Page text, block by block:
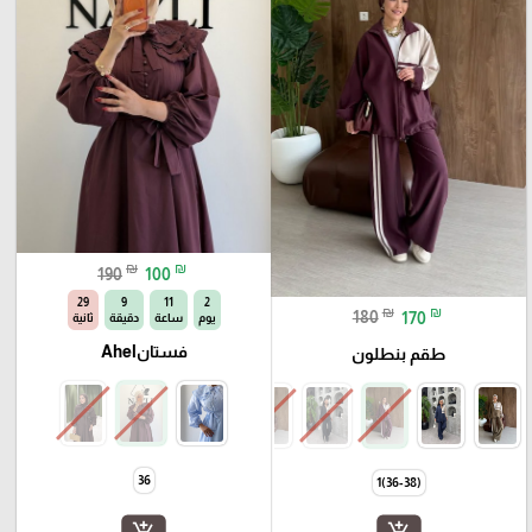
180 ₪ 170 ₪
طقم بنطلون
(36-38)1
190 ₪ 100 ₪
2
يوم
11
ساعة
9
دقيقة
25
ثانية
فستانAhel
36